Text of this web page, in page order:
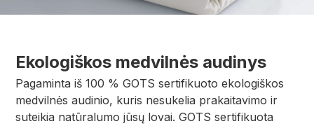
Ekologiškos medvilnės audinys
Pagaminta iš 100 % GOTS sertifikuoto ekologiškos
medvilnės audinio, kuris nesukelia prakaitavimo ir
suteikia natūralumo jūsų lovai. GOTS sertifikuota